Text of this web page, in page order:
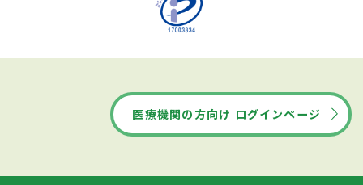
医療機関の方向け ログインページ